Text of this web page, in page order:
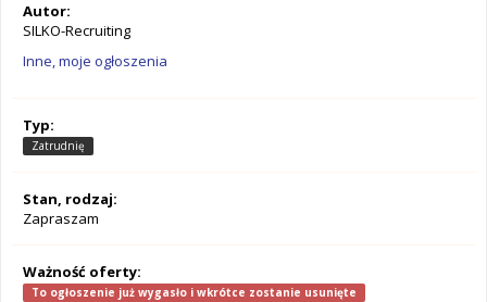
Autor:
SILKO-Recruiting
Inne, moje ogłoszenia
Typ:
Zatrudnię
Stan, rodzaj:
Zapraszam
Ważność oferty:
To ogłoszenie już wygasło i wkrótce zostanie usunięte